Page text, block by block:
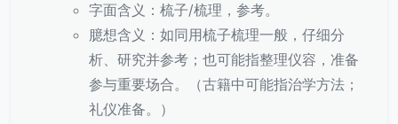
字面含义：梳子/梳理，参考。
臆想含义：如同用梳子梳理一般，仔细分
析、研究并参考；也可能指整理仪容，准备
参与重要场合。（古籍中可能指治学方法；
礼仪准备。）